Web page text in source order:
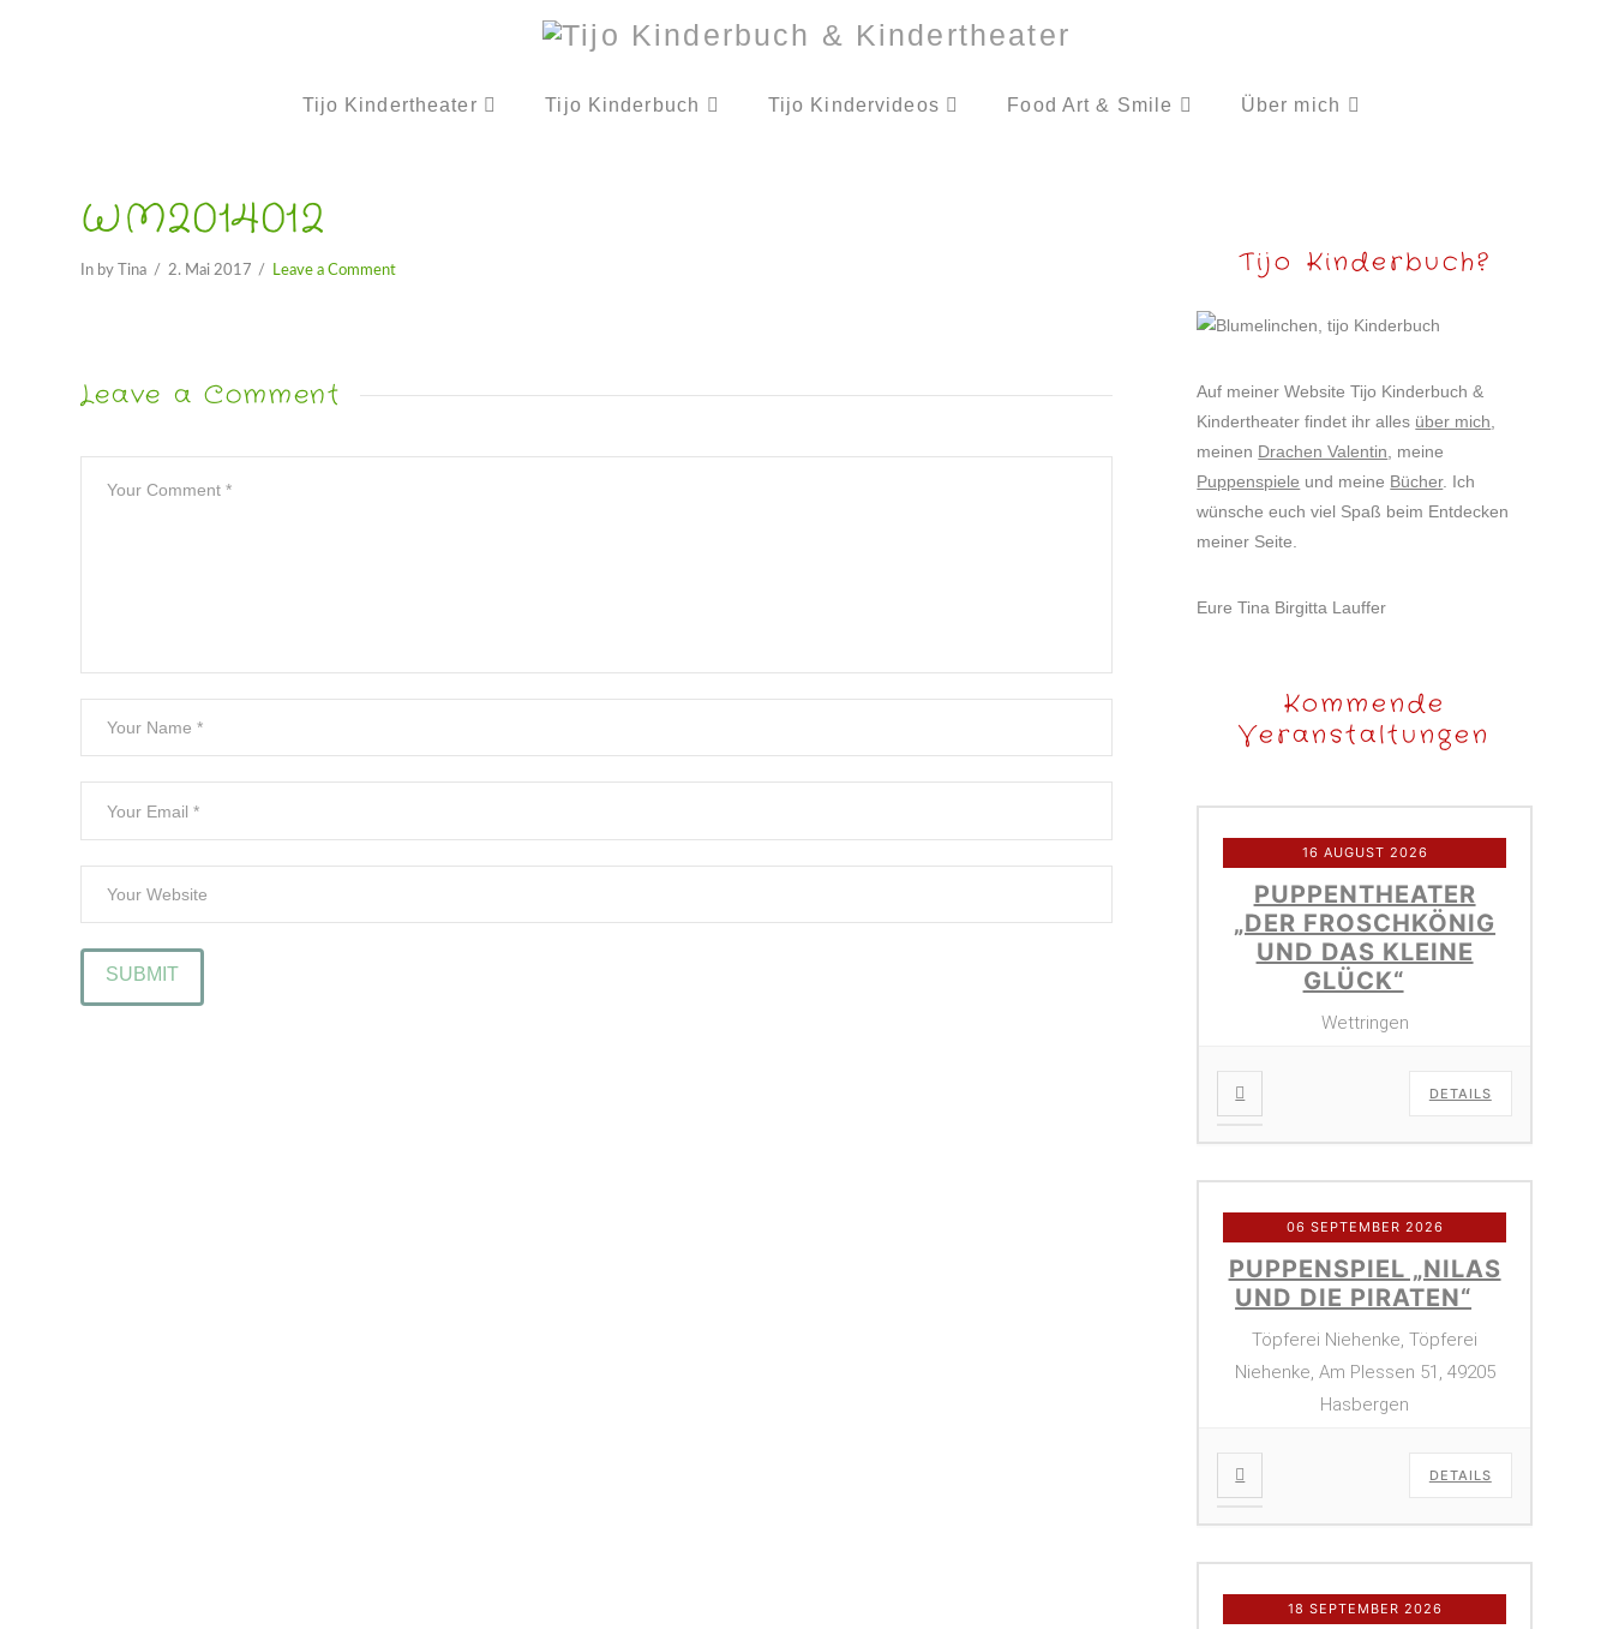
Tijo Kindertheater Tijo Kinderbuch Tijo Kindervideos Food Art & Smile Über mich
WM2014012
In by Tina 2. Mai 2017 Leave a Comment
Leave a Comment
Tijo Kinderbuch?
Auf meiner Website Tijo Kinderbuch &
Kindertheater findet ihr alles über mich
meinen Drachen Valentin , meine
Puppenspiele und meine Bücher. Ich
wünsche euch viel Spaß beim Entdecken
meiner Seite.
Eure Tina Birgitta Lauffer
Kommende
Veranstaltungen
16 AUGUST 2026
PUPPENTHEATER
„DER FROSCHKÖNIG
UND DAS KLEINE
GLÜCK“
Wettringen
DETAILS
06 SEPTEMBER 2026
PUPPENSPIEL „NILAS
UND DIE PIRATEN“
Töpferei Niehenke, Töpferei
Niehenke, Am Plessen 51, 49205
Hasbergen
DETAILS
18 SEPTEMBER 2026